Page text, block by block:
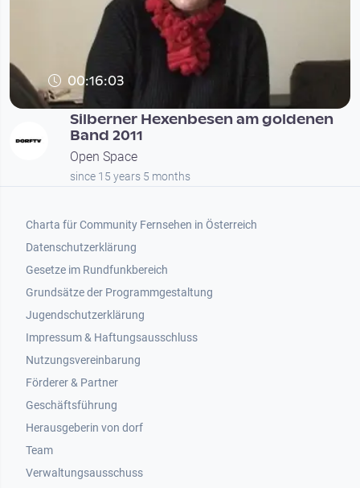
00:16:03
Silberner Hexenbesen am goldenen
Band 2011
Open Space
since 15 years 5 months
Footer 1
Charta für Community Fernsehen in Österreich
Datenschutzerklärung
Gesetze im Rundfunkbereich
Grundsätze der Programmgestaltung
Jugendschutzerklärung
Impressum & Haftungsausschluss
Nutzungsvereinbarung
Footer 2
Förderer & Partner
Geschäftsführung
Herausgeberin von dorf
Team
Verwaltungsausschuss